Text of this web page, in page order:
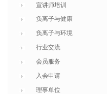
宣讲师培训
负离子与健康
负离子与环境
行业交流
会员服务
入会申请
理事单位